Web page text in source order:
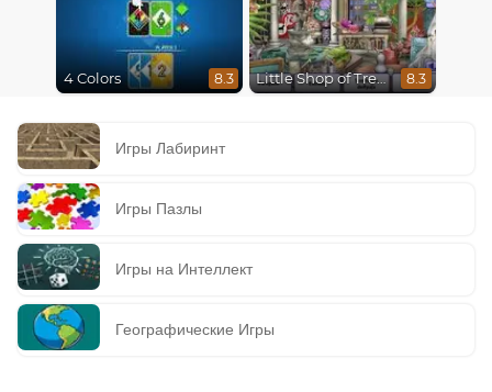
4 Colors 8.3 Little Shop of Treasures 8.3
Игры Лабиринт
Игры Пазлы
Игры на Интеллект
Географические Игры